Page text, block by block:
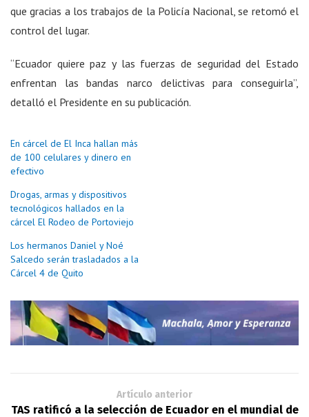
que gracias a los trabajos de la Policía Nacional, se retomó el
control del lugar.
“Ecuador quiere paz y las fuerzas de seguridad del Estado
enfrentan las bandas narco delictivas para conseguirla”,
detalló el Presidente en su publicación.
En cárcel de El Inca hallan más
de 100 celulares y dinero en
efectivo
Drogas, armas y dispositivos
tecnológicos hallados en la
cárcel El Rodeo de Portoviejo
Los hermanos Daniel y Noé
Salcedo serán trasladados a la
Cárcel 4 de Quito
Artículo anterior
TAS ratificó a la selección de Ecuador en el mundial de